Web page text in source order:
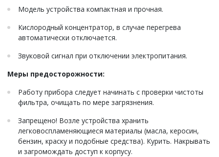
Модель устройства компактная и прочная.
Кислородный концентратор, в случае перегрева
автоматически отключается.
Звуковой сигнал при отключении электропитания.
Меры предосторожности:
Работу прибора следует начинать с проверки чистоты
фильтра, очищать по мере загрязнения.
Запрещено! Возле устройства хранить
легковоспламеняющиеся материалы (масла, керосин,
бензин, краску и подобные средства). Курить. Накрывать
и загромождать доступ к корпусу.